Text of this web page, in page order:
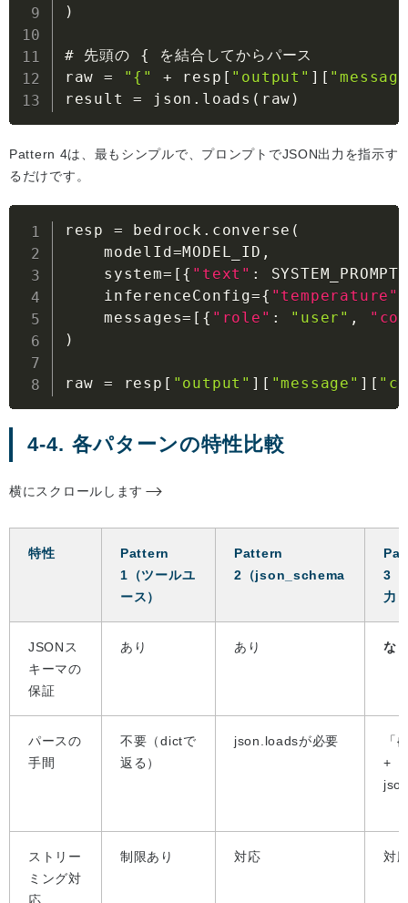
)
# 先頭の {
を結合してからパース
raw =
"{" + resp [ "output" ] [
result = json.loads(raw)
Pattern 4は、最もシンプルで、プロンプトでJSON出力を指示す
るだけです。
resp = bedrock.converse(
    modelId=MODEL_ID
,
    system=
[ { "text" : SYSTEM_PROMPT
    inferenceConfig=
{ "temperature"
    messages=
[ { "role" : "user" ,
)
raw = resp [ "output" ] [ "message" ] [
4-4. 各パターンの特性比較
横にスクロールします
特性
Pattern
1（ツールユ
ース）
Pattern
2（json_schema
3（
力
JSONス
キーマの
保証
あり あり な
パースの
手間
不要（dictで
返る）
json.loadsが必要
「
+
ストリー
ミング対
制限あり 対応 対